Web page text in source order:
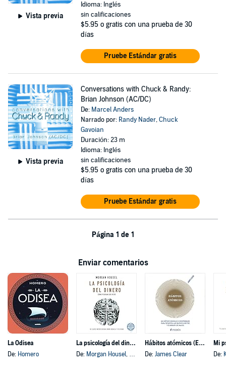
Vista previa
Idioma: Inglés
sin calificaciones
$5.95 o gratis con una prueba de 30
días
Pruebe Estándar gratis
Vista previa
Conversations with Chuck & Randy:
Brian Johnson (AC/DC)
De: Marcel Anders
Narrado por: Randy Nader,Chuck
Gavoian
Duración: 23 m
Idioma: Inglés
sin calificaciones
$5.95 o gratis con una prueba de 30
días
Pruebe Estándar gratis
Página 1 de 1
Enviar comentarios
La Odisea
De: Homero
La psicología del dinero
De: Morgan Housel, y otros
Hábitos atómicos (Español neutro)
De: James Clear
Mi
De: